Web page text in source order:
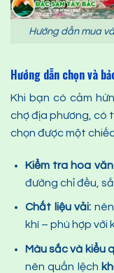
Hướng dẫn mua
Hướng dẫn chọn và
Khi bạn có cảm
chợ địa phương, có
chọn được một
Kiểm tra hoa
đường chỉ đều,
Chất liệu vải:
khí – phù hợp với
Màu sắc và kiểu
nên quấn lệch